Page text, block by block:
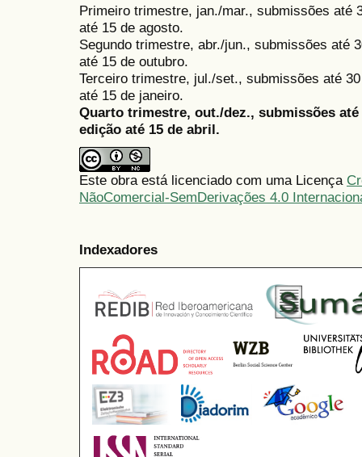
Primeiro trimestre, jan./mar., submissões até
até 15 de agosto.
Segundo trimestre, abr./jun., submissões até
até 15 de outubro.
Terceiro trimestre, jul./set., submissões até
até 15 de janeiro.
Quarto trimestre, out./dez., submissões
edição até 15 de abril.
Este obra está licenciado com uma Licença
NãoComercial-SemDerivações 4.0
Indexadores